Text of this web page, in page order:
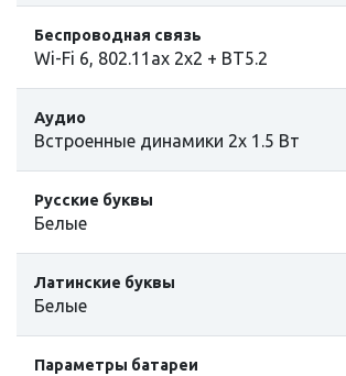
Беспроводная связь
Wi-Fi 6, 802.11ax 2x2 + BT5.2
Аудио
Встроенные динамики 2х 1.5 Вт
Русские буквы
Белые
Латинские буквы
Белые
Параметры батареи